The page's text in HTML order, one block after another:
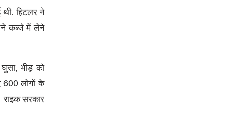
थी. हिटलर ने
कब्जे में लेने
भीड़ को
600 लोगों के
सरकार